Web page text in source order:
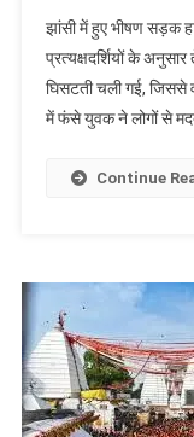
झांसी में हुए भीषण सड़क
प्रत्यक्षदर्शियों के
घिसटती चली गई, जिससे
में फंसे युवक ने लोगों से मदद
Continue